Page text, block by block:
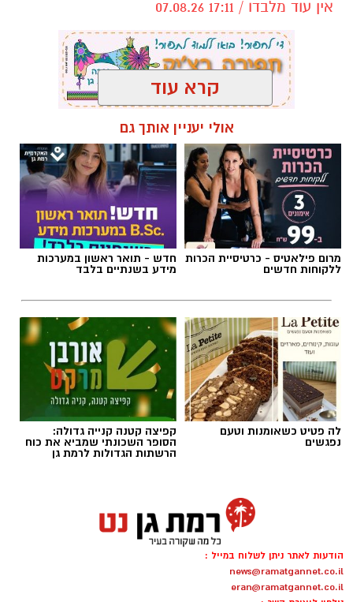
אין עוד מלבדו / 17:11 07.08.26
פרשת השבוע, זמני כניסת השבת ברמת גן
אילוסטרציה AI
הברכה מתחילה הרבה לפני הנס
לילדים.
לזיווג.
קרא עוד
אולי יעניין אותך גם
מרום פילאטיס - כרטיסיית הכרות
ללקוחות חדשים
חדש - תואר ראשון במערכות
מידע בשנתיים בלבד
לה פטיט כשאומנות וטעם
נפגשים
קפיצה קטנה קנייה גדולה:
הסופר השכונתי שמביא את כוח
הרשתות הגדולות לרמת גן
הודעות לאתר ניתן לשלוח במייל :
news@ramatgannet.co.il
eran@ramatgannet.co.il